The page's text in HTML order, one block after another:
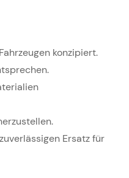
konzipiert.
Ersatz für